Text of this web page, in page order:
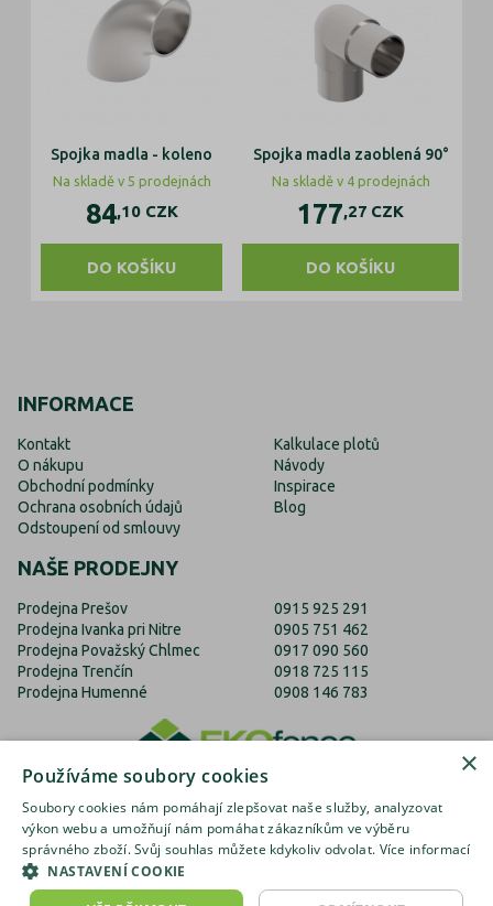
Spojka madla - koleno
Na skladě v 5 prodejnách
84,10 CZK
DO KOŠÍKU
Spojka madla zaoblená 90°
Na skladě v 4 prodejnách
177,27 CZK
DO KOŠÍKU
INFORMACE
Kontakt
O nákupu
Obchodní podmínky
Ochrana osobních údajů
Odstoupení od smlouvy
Kalkulace plotů
Návody
Inspirace
Blog
NAŠE PRODEJNY
Prodejna Prešov
Prodejna Ivanka pri Nitre
Prodejna Považský Chlmec
Prodejna Trenčín
Prodejna Humenné
0915 925 291
0905 751 462
0917 090 560
0918 725 115
0908 146 783
EKOfence.cz EKOfence.sk EKOfence.com
×
Používáme soubory cookies
Soubory cookies nám pomáhají zlepšovat naše služby, analyzovat
výkon webu a umožňují nám pomáhat zákazníkům ve výběru
správného zboží. Svůj souhlas můžete kdykoliv odvolat. Více informací
NASTAVENÍ COOKIE